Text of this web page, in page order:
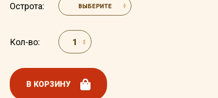
Острота: ВЫБЕРИТЕ
Кол-во:
В КОРЗИНУ